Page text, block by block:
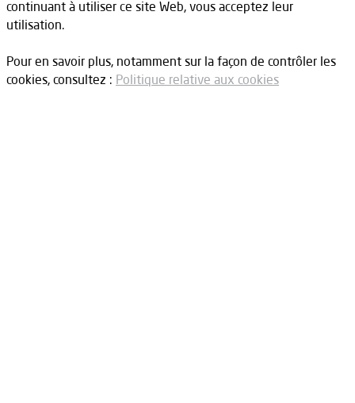
continuant à utiliser ce site Web, vous acceptez leur
utilisation.
Pour en savoir plus, notamment sur la façon de contrôler les
cookies, consultez : Politique relative aux cookies